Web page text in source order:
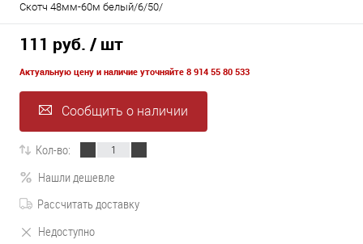
Скотч 48мм-60м белый/6/50/
111 руб. / шт
Актуальную цену и наличие уточняйте 8 914 55 80 533
Сообщить о наличии
Кол-во:
Нашли дешевле
Рассчитать доставку
Недоступно